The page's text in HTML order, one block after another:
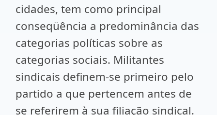
cidades, tem como principal
conseqüência a predominância das
categorias políticas sobre as
categorias sociais. Militantes
sindicais definem-se primeiro pelo
partido a que pertencem antes de
se referirem à sua filiação sindical.